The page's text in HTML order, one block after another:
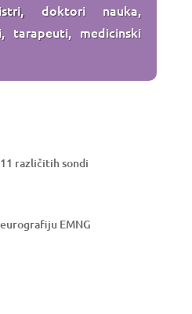
doktori nauka,
tarapeuti, medicinski
različitih sondi
EMNG